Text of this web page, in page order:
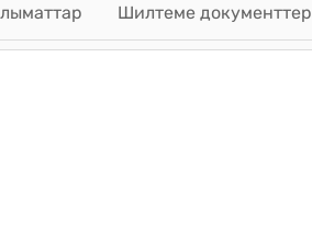
Шилтеме документтер